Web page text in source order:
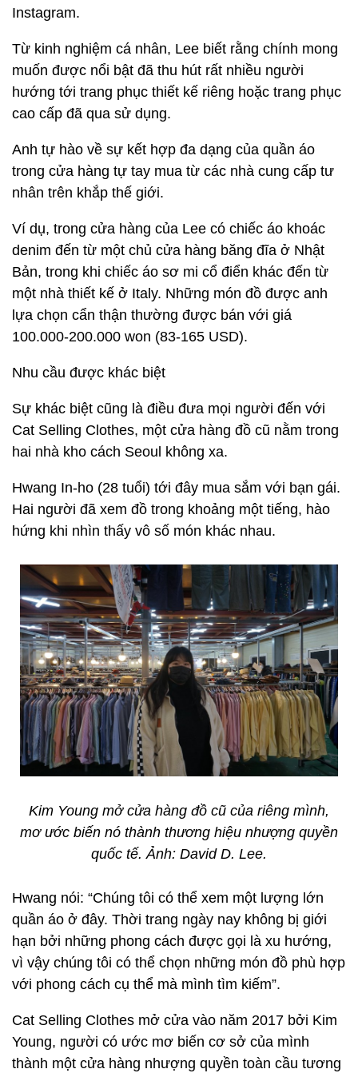
Instagram.
Từ kinh nghiệm cá nhân, Lee biết rằng chính mong
muốn được nổi bật đã thu hút rất nhiều người
hướng tới trang phục thiết kế riêng hoặc trang phục
cao cấp đã qua sử dụng.
Anh tự hào về sự kết hợp đa dạng của quần áo
trong cửa hàng tự tay mua từ các nhà cung cấp tư
nhân trên khắp thế giới.
Ví dụ, trong cửa hàng của Lee có chiếc áo khoác
denim đến từ một chủ cửa hàng băng đĩa ở Nhật
Bản, trong khi chiếc áo sơ mi cổ điển khác đến từ
một nhà thiết kế ở Italy. Những món đồ được anh
lựa chọn cẩn thận thường được bán với giá
100.000-200.000 won (83-165 USD).
Nhu cầu được khác biệt
Sự khác biệt cũng là điều đưa mọi người đến với
Cat Selling Clothes, một cửa hàng đồ cũ nằm trong
hai nhà kho cách Seoul không xa.
Hwang In-ho (28 tuổi) tới đây mua sắm với bạn gái.
Hai người đã xem đồ trong khoảng một tiếng, hào
hứng khi nhìn thấy vô số món khác nhau.
Kim Young mở cửa hàng đồ cũ của riêng mình,
mơ ước biến nó thành thương hiệu nhượng quyền
quốc tế. Ảnh: David D. Lee.
Hwang nói: “Chúng tôi có thể xem một lượng lớn
quần áo ở đây. Thời trang ngày nay không bị giới
hạn bởi những phong cách được gọi là xu hướng,
vì vậy chúng tôi có thể chọn những món đồ phù hợp
với phong cách cụ thể mà mình tìm kiếm”.
Cat Selling Clothes mở cửa vào năm 2017 bởi Kim
Young, người có ước mơ biến cơ sở của mình
thành một cửa hàng nhượng quyền toàn cầu tương